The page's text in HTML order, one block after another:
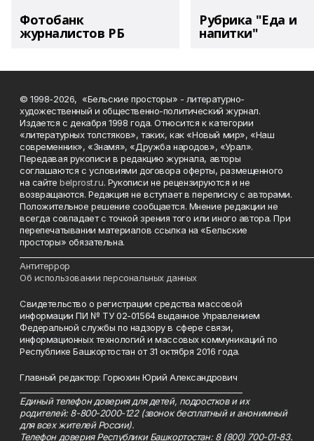
Фотобанк
журналистов РБ
Рубрика "Еда и
напитки"
© 1998-2026, «Бельские просторы» - литературно-
художественный и общественно-политический журнал.
Издается с декабря 1998 года. Относится к категории
«литературных толстяков», таких, как «Новый мир», «Наш
современник», «Знамя», «Дружба народов», «Урал».
Передавая рукописи в редакцию журнала, авторы
соглашаются с условиями договора оферты, размещенного
на сайтеbelprost.ru. Рукописи не рецензируются и не
возвращаются. Редакция не вступает в переписку с авторами.
Положительное решение сообщается. Мнение редакции не
всегда совпадает с точкой зрения того или иного автора. При
перепечатывании материалов ссылка на «Бельские
просторы» обязательна.
Антитеррор
Об использовании персональных данных
Свидетельство о регистрации средства массовой
информации ПИ № ТУ 02-01564 выданное Управлением
Федеральной службы по надзору в сфере связи,
информационных технологий и массовых коммуникаций по
Республике Башкортостан от 31 октября 2016 года.
Главный редактор: Горюхин Юрий Александрович
Единый телефон доверия для детей, подростков и их
родителей: 8-800-2000-122 (звонок бесплатный и анонимный
для всех жителей России).
Телефон доверия Республики Башкортостан: 8 (800) 700-01-83.